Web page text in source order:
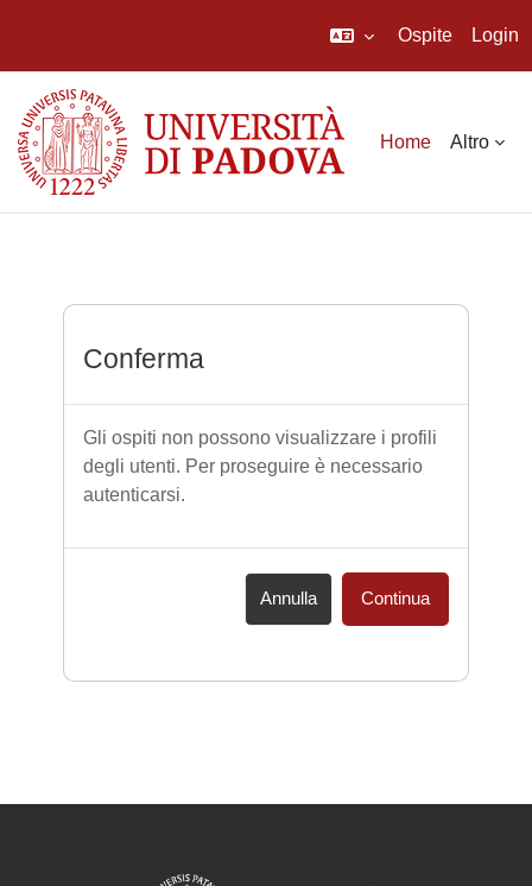
Ospite Login
Home Altro
Conferma
Gli ospiti non possono visualizzare i profili
degli utenti. Per proseguire è necessario
autenticarsi.
Annulla Continua